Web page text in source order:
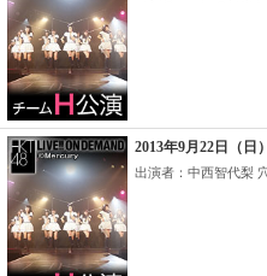
2013年9月22日（日
出演者：中西智代梨